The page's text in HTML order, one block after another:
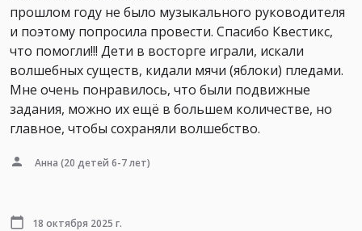
прошлом году не было музыкального руководителя
и поэтому попросила провести. Спасибо Квестикс,
что помогли!!! Дети в восторге играли, искали
волшебных существ, кидали мячи (яблоки) пледами.
Мне очень понравилось, что были подвижные
задания, можно их ещё в большем количестве, но
главное, чтобы сохраняли волшебство.
Анна (20 детей 6-7 лет)
18 октября 2025 г.